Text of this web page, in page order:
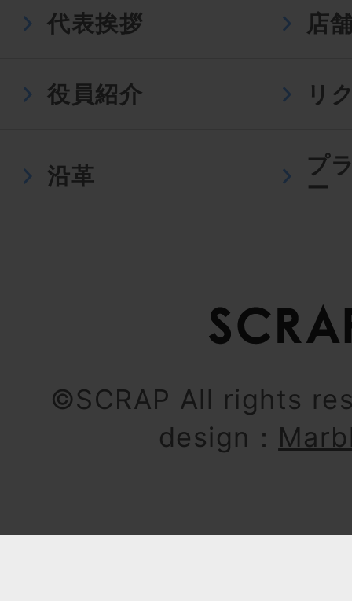
代表挨拶 店
役員紹介 リ
沿革
プ
ー
©SCRAP All rights
design：